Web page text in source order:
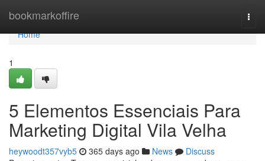
bookmarkoffire
Home
Home
1
5 Elementos Essenciais Para
Marketing Digital Vila Velha
heywoodt357vyb5 365 days ago News
Discuss